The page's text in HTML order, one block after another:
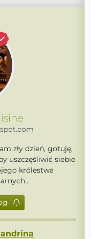
zły dzień, gotuję,
uszczęśliwić siebie
królestwa